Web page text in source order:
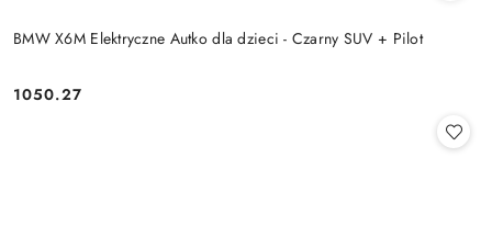
BMW X6M Elektryczne Autko dla dzieci - Czarny SUV + Pilot
Cena:
1050.27